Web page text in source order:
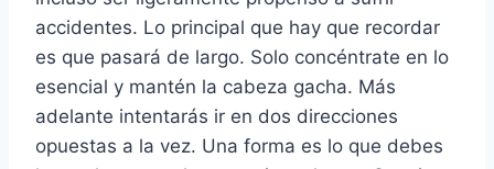
accidentes. Lo principal que hay que recordar
es que pasará de largo. Solo concéntrate en lo
esencial y mantén la cabeza gacha. Más
adelante intentarás ir en dos direcciones
opuestas a la vez. Una forma es lo que debes